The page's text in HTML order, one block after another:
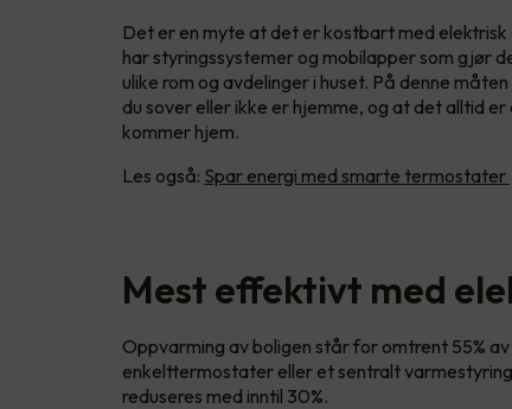
Det er en myte at det er kostbart med
har styringssystemer og mobilapper som gjør
ulike rom og avdelinger i huset. På denne
du sover eller ikke er hjemme, og at det alltid
kommer hjem.
Les også: Spar energi med smarte termostater
Mest effektivt med
Oppvarming av boligen står for omtrent 55%
enkelttermostater eller et sentralt
reduseres med inntil 30%.